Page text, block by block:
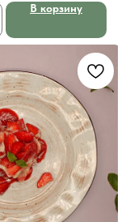
В корзину